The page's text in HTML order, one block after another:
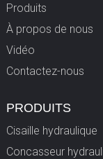
Produits
À propos de nous
Vidéo
Contactez-nous
PRODUITS
Cisaille hydraulique
Concasseur